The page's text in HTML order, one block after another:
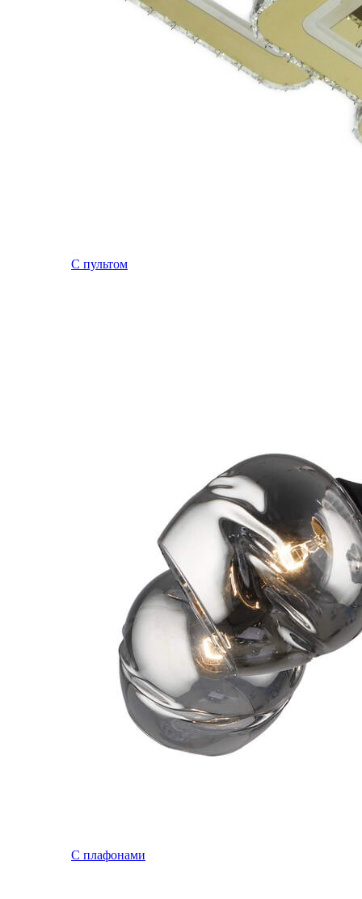
С пультом
С плафонами